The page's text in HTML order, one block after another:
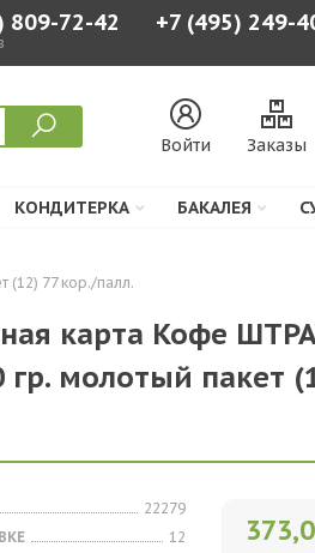
809-72-42 +7 (495) 249-
Войти Заказы
КОНДИТЕРКА БАКАЛЕЯ
(12) 77 кор./палл.
карта Кофе
гр. молотый пакет
22279
12